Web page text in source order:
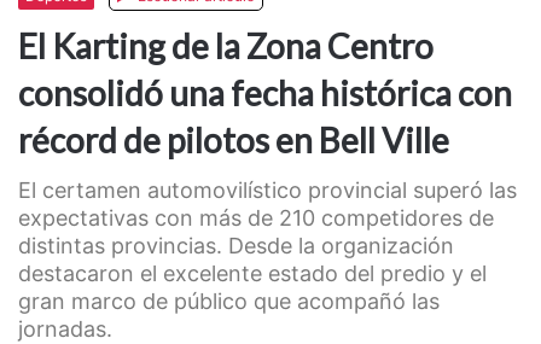
El Karting de la Zona Centro
consolidó una fecha histórica con
récord de pilotos en Bell Ville
El certamen automovilístico provincial superó las
expectativas con más de 210 competidores de
distintas provincias. Desde la organización
destacaron el excelente estado del predio y el
gran marco de público que acompañó las
jornadas.